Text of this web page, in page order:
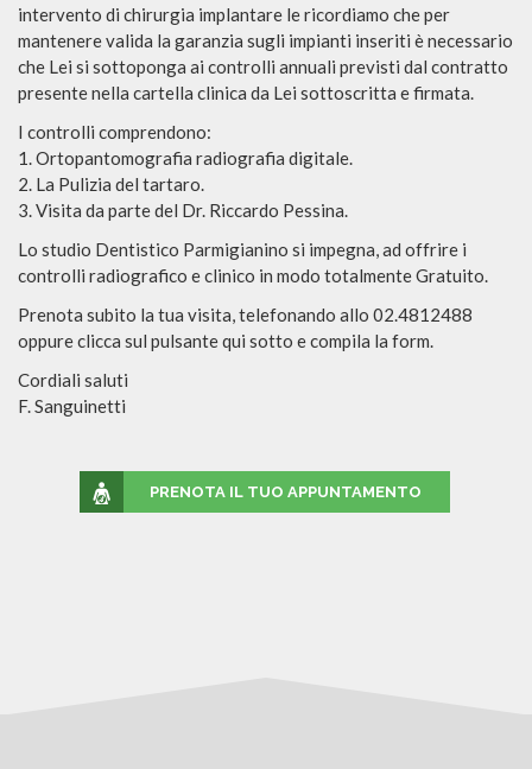
intervento di chirurgia implantare le ricordiamo che per
mantenere valida la garanzia sugli impianti inseriti è necessario
che Lei si sottoponga ai controlli annuali previsti dal contratto
presente nella cartella clinica da Lei sottoscritta e firmata.
I controlli comprendono:
1. Ortopantomografia radiografia digitale.
2. La Pulizia del tartaro.
3. Visita da parte del Dr. Riccardo Pessina.
Lo studio Dentistico Parmigianino si impegna, ad offrire i
controlli radiografico e clinico in modo totalmente Gratuito.
Prenota subito la tua visita, telefonando allo 02.4812488
oppure clicca sul pulsante qui sotto e compila la form.
Cordiali saluti
F. Sanguinetti
PRENOTA IL TUO APPUNTAMENTO